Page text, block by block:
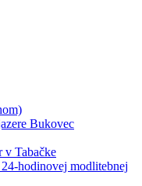
Bukovec
v Tabačke
hodinovej modlitebnej